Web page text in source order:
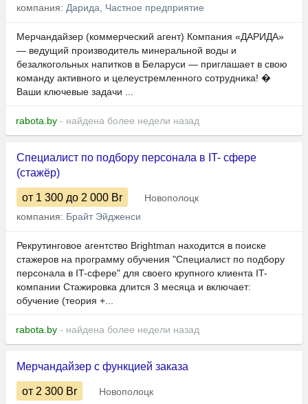
компания: Дарида, Частное предприятие
Мерчандайзер (коммерческий агент) Компания «ДАРИДА»
— ведущий производитель минеральной воды и
безалкогольных напитков в Беларуси — приглашает в свою
команду активного и целеустремленного сотрудника! �
Ваши ключевые задачи ...
rabota.by - найдена более недели назад
Специалист по подбору персонала в IT- сфере
(стажёр)
от 1 300 до 2 000 Br
Новополоцк
компания: Брайт Эйдженси
Рекрутинговое агентство Brightman находится в поиске
стажеров на программу обучения "Специалист по подбору
персонала в IT-сфере" для своего крупного клиента IT-
компании Стажировка длится 3 месяца и включает:
обучение (теория +...
rabota.by - найдена более недели назад
Мерчандайзер с функцией заказа
от 2 300 Br
Новополоцк